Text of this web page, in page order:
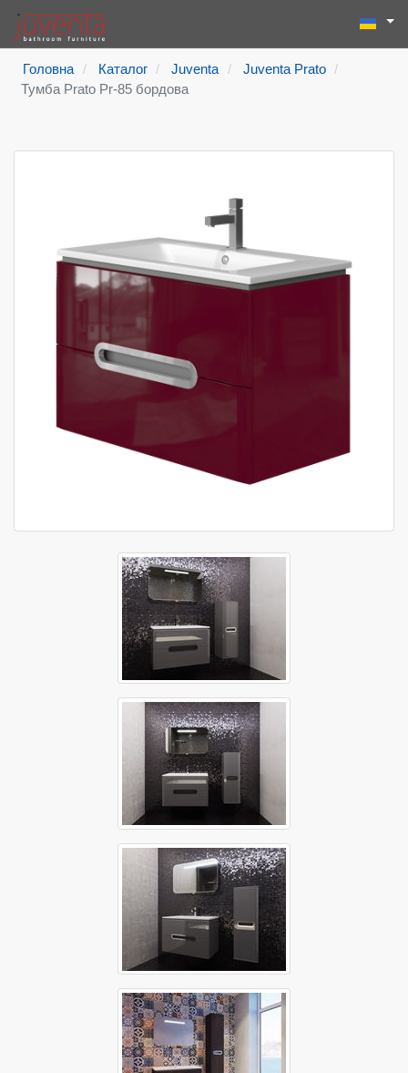
Пошук
Type 2 or
Головна Каталог Juventa
Juventa Prato
Тумба Prato Pr-85 бордова